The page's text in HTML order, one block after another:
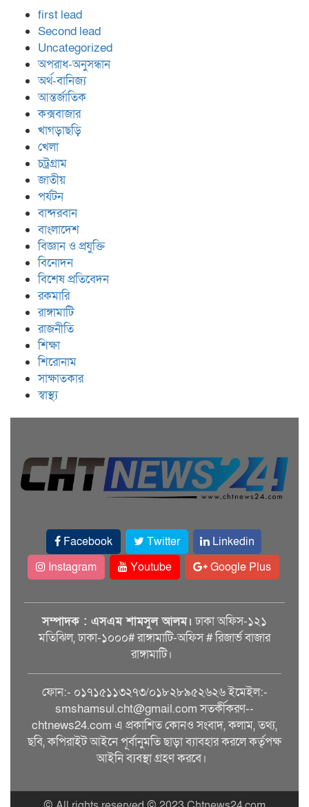
first lead
Second lead
Uncategorized
অপরাধ-অনুসন্ধান
অর্থ-বানিজ্য
আন্তর্জাতিক
কক্সবাজার
খাগড়াছড়ি
খেলা
চট্রগ্রাম
জাতীয়
পর্যটন
বান্দরবান
বাংলাদেশ
বিজ্ঞান ও প্রযুক্তি
বিনোদন
বিশেষ প্রতিবেদন
রকমারি
রাঙ্গামাটি
রাজনীতি
শিক্ষা
শিরোনাম
সাক্ষাতকার
স্বাস্থ্য
Facebook Twitter
Linkedin
Instagram
Youtube Google Plus
সম্পাদক : এসএম শামসুল আলম। ঢাকা অফিস-১২১
মতিঝিল, ঢাকা-১০০০# রাঙ্গামাটি-অফিস # রিজার্ভ বাজার
রাঙ্গামাটি।
ফোন:- ০১৭১৫১১৩২৭৩/০১৮২৮৯৫২৬২৬ ইমেইল:-
smshamsul.cht@gmail.com সতর্কীকরণ--
chtnews24.com এ প্রকাশিত কোনও সংবাদ, কলাম, তথ্য,
ছবি, কপিরাইট আইনে পূর্বানুমতি ছাড়া ব্যাবহার করলে কর্তৃপক্ষ
আইনি ব্যবস্থা গ্রহণ করবে।